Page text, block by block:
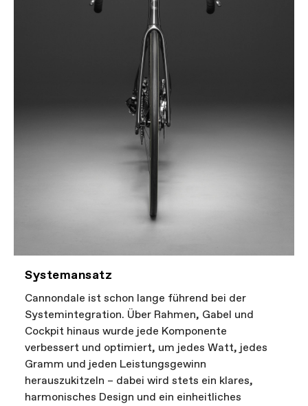
Systemansatz
Cannondale ist schon lange führend bei der
Systemintegration. Über Rahmen, Gabel und
Cockpit hinaus wurde jede Komponente
verbessert und optimiert, um jedes Watt, jedes
Gramm und jeden Leistungsgewinn
herauszukitzeln – dabei wird stets ein klares,
harmonisches Design und ein einheitliches